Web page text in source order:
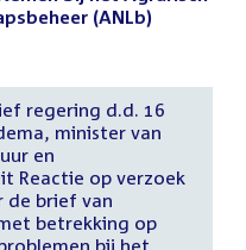
(ANLb)
regering d.d. 16
minister van
en
Reactie op verzoek
de brief van
betrekking op
bij het